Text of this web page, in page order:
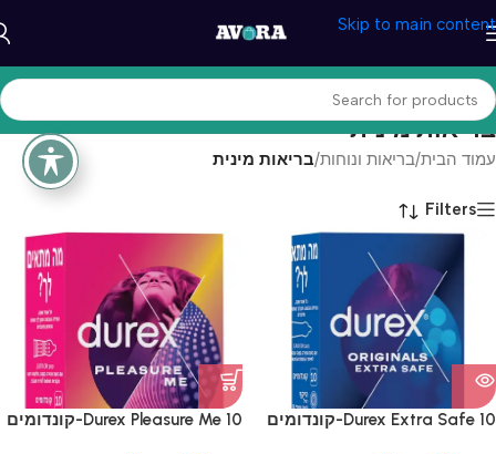
Skip to main content
בריאות מינית
עמוד הבית/בריאות ונוחות/בריאות מינית
Filters
Durex Extra Safe 10-קונדומים
Durex Pleasure Me 10-קונדומים